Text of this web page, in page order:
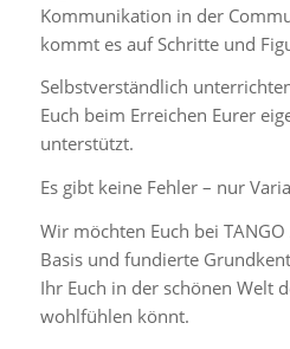
Kommunikation in der
kommt es auf Schritte und
Selbstverständlich
Euch beim Erreichen Eurer
unterstützt.
Es gibt keine Fehler – nur
Wir möchten Euch bei TANGO
Basis und fundierte
Ihr Euch in der schönen Welt
wohlfühlen könnt.